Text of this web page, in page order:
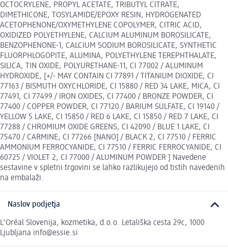
OCTOCRYLENE, PROPYL ACETATE, TRIBUTYL CITRATE,
DIMETHICONE, TOSYLAMIDE/EPOXY RESIN, HYDROGENATED
ACETOPHENONE/OXYMETHYLENE COPOLYMER, CITRIC ACID,
OXIDIZED POLYETHYLENE, CALCIUM ALUMINUM BOROSILICATE,
BENZOPHENONE-1, CALCIUM SODIUM BOROSILICATE, SYNTHETIC
FLUORPHLOGOPITE, ALUMINA, POLYETHYLENE TEREPHTHALATE,
SILICA, TIN OXIDE, POLYURETHANE-11, CI 77002 / ALUMINUM
HYDROXIDE, [+/- MAY CONTAIN CI 77891 / TITANIUM DIOXIDE, CI
77163 / BISMUTH OXYCHLORIDE, CI 15880 / RED 34 LAKE, MICA, CI
77491, CI 77499 / IRON OXIDES, CI 77400 / BRONZE POWDER, CI
77400 / COPPER POWDER, CI 77120 / BARIUM SULFATE, CI 19140 /
YELLOW 5 LAKE, CI 15850 / RED 6 LAKE, CI 15850 / RED 7 LAKE, CI
77288 / CHROMIUM OXIDE GREENS, CI 42090 / BLUE 1 LAKE, CI
75470 / CARMINE, CI 77266 [NANO] / BLACK 2, CI 77510 / FERRIC
AMMONIUM FERROCYANIDE, CI 77510 / FERRIC FERROCYANIDE, CI
60725 / VIOLET 2, CI 77000 / ALUMINUM POWDER ] Navedene
sestavine v spletni trgovini se lahko razlikujejo od tistih navedenih
na embalaži.
Naslov podjetja
L'Oréal Slovenija, kozmetika, d.o.o. Letališka cesta 29c, 1000
Ljubljana info@essie.si